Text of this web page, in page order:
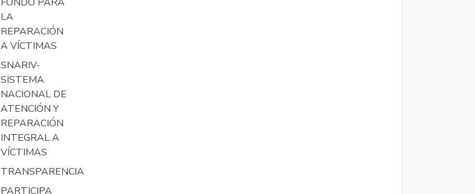
LA
REPARACIÓN
A VÍCTIMAS
SNARIV-
SISTEMA
NACIONAL DE
ATENCIÓN Y
REPARACIÓN
INTEGRAL A
VÍCTIMAS
TRANSPARENCIA
PARTICIPA